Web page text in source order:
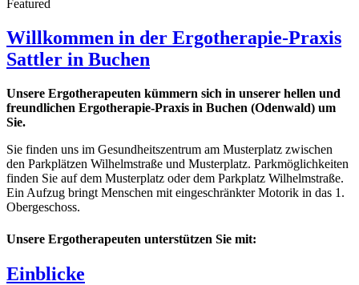
Featured
Willkommen in der Ergotherapie-Praxis
Sattler in Buchen
Unsere Ergotherapeuten kümmern sich in unserer hellen und
freundlichen Ergotherapie-Praxis in Buchen (Odenwald) um
Sie.
Sie finden uns im Gesundheitszentrum am Musterplatz zwischen
den Parkplätzen Wilhelmstraße und Musterplatz. Parkmöglichkeiten
finden Sie auf dem Musterplatz oder dem Parkplatz Wilhelmstraße.
Ein Aufzug bringt Menschen mit eingeschränkter Motorik in das 1.
Obergeschoss.
Unsere Ergotherapeuten unterstützen Sie mit:
Einblicke